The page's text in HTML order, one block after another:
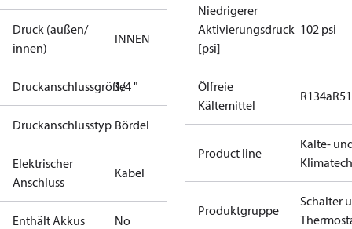
Druck (außen/
innen)
INNEN
Druckanschlussgröße1/4 "
Druckanschlusstyp Bördel
Elektrischer
Anschluss
Kabel
Enthält Akkus No
Niedrigerer
Aktivierungsdruck
[psi]
102 psi
Ölfreie
Kältemittel
R134a
Product line
Kälte-
Produktgruppe
Schalter